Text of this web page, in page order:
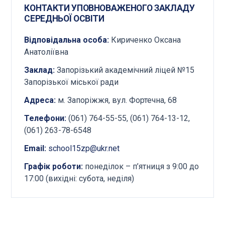
КОНТАКТИ УПОВНОВАЖЕНОГО ЗАКЛАДУ
СЕРЕДНЬОЇ ОСВІТИ
Відповідальна особа: Кириченко Оксана
Анатоліївна
Заклад: Запорізький академічний ліцей №15
Запорізької міської ради
Адреса: м. Запоріжжя, вул. Фортечна, 68
Телефони: (061) 764-55-55, (061) 764-13-12,
(061) 263-78-6548
Email: school15zp@ukr.net
Графік роботи: понеділок – п’ятниця з 9:00 до
17:00 (вихідні: субота, неділя)